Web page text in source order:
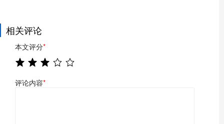
相关评论
本文评分*
评论内容*